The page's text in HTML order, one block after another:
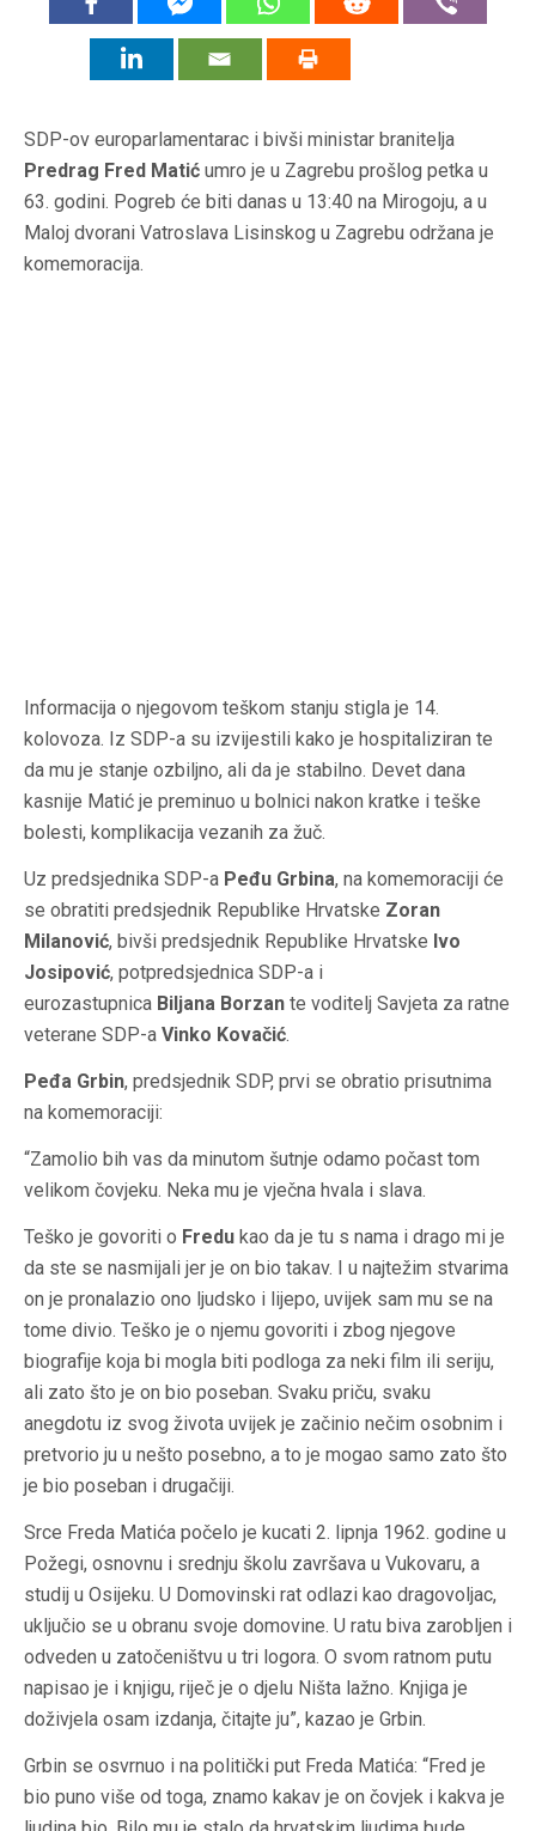
SDP-ov europarlamentarac i bivši ministar branitelja
Predrag Fred Matić umro je u Zagrebu prošlog petka u
63. godini. Pogreb će biti danas u 13:40 na Mirogoju, a u
Maloj dvorani Vatroslava Lisinskog u Zagrebu održana je
komemoracija.
Informacija o njegovom teškom stanju stigla je 14.
kolovoza. Iz SDP-a su izvijestili kako je hospitaliziran te
da mu je stanje ozbiljno, ali da je stabilno. Devet dana
kasnije Matić je preminuo u bolnici nakon kratke i teške
bolesti, komplikacija vezanih za žuč.
Uz predsjednika SDP-a Peđu Grbina, na komemoraciji će
se obratiti predsjednik Republike Hrvatske Zoran
Milanović, bivši predsjednik Republike Hrvatske Ivo
Josipović, potpredsjednica SDP-a i
eurozastupnica Biljana Borzan te voditelj Savjeta za ratne
veterane SDP-a Vinko Kovačić.
Peđa Grbin, predsjednik SDP, prvi se obratio prisutnima
na komemoraciji:
“Zamolio bih vas da minutom šutnje odamo počast tom
velikom čovjeku. Neka mu je vječna hvala i slava.
Teško je govoriti o Fredu kao da je tu s nama i drago mi je
da ste se nasmijali jer je on bio takav. I u najtežim stvarima
on je pronalazio ono ljudsko i lijepo, uvijek sam mu se na
tome divio. Teško je o njemu govoriti i zbog njegove
biografije koja bi mogla biti podloga za neki film ili seriju,
ali zato što je on bio poseban. Svaku priču, svaku
anegdotu iz svog života uvijek je začinio nečim osobnim i
pretvorio ju u nešto posebno, a to je mogao samo zato što
je bio poseban i drugačiji.
Srce Freda Matića počelo je kucati 2. lipnja 1962. godine u
Požegi, osnovnu i srednju školu završava u Vukovaru, a
studij u Osijeku. U Domovinski rat odlazi kao dragovoljac,
uključio se u obranu svoje domovine. U ratu biva zarobljen i
odveden u zatočeništvu u tri logora. O svom ratnom putu
napisao je i knjigu, riječ je o djelu Ništa lažno. Knjiga je
doživjela osam izdanja, čitajte ju”, kazao je Grbin.
Grbin se osvrnuo i na politički put Freda Matića: “Fred je
bio puno više od toga, znamo kakav je on čovjek i kakva je